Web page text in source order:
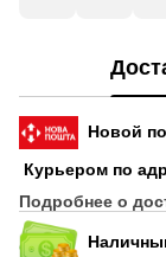
Новой
Курьером по
Подробнее о